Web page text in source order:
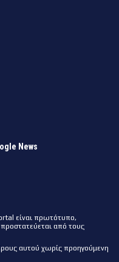
News
είναι πρωτότυπο,
από τους
αυτού χωρίς προηγούμενη